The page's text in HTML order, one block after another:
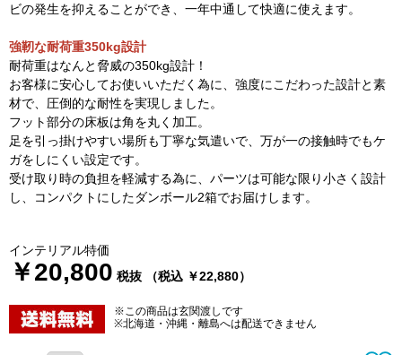
ビの発生を抑えることができ、一年中通して快適に使えます。
強靭な耐荷重350kg設計
耐荷重はなんと脅威の350kg設計！
お客様に安心してお使いいただく為に、強度にこだわった設計と素
材で、圧倒的な耐性を実現しました。
フット部分の床板は角を丸く加工。
足を引っ掛けやすい場所も丁寧な気遣いで、万が一の接触時でもケ
ガをしにくい設定です。
受け取り時の負担を軽減する為に、パーツは可能な限り小さく設計
し、コンパクトにしたダンボール2箱でお届けします。
インテリアル特価
￥20,800 税抜 （税込 ￥22,880）
※この商品は玄関渡しです
※北海道・沖縄・離島へは配送できません